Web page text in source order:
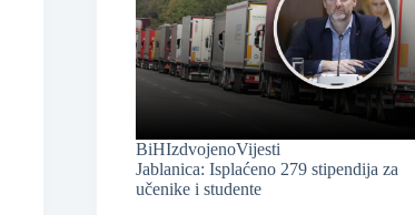
BiHIzdvojenoVijesti
Jablanica: Isplaćeno 279 stipendija za
učenike i studente
❆